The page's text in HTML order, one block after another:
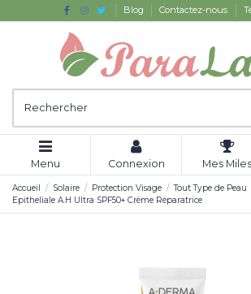
Blog Contactez-nous
Menu Connexion Mes Miles
Accueil Solaire Protection Visage Tout Type de Peau
Epitheliale A.H Ultra SPF50+ Crème Réparatrice